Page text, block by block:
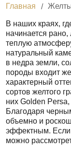
Главная
В наших краях,
начинается
теплую
натуральный
в недра земли,
породы входит
характерный
сортов желтого
них Golden
Благодаря
объемно и
эффектным. Если
можно